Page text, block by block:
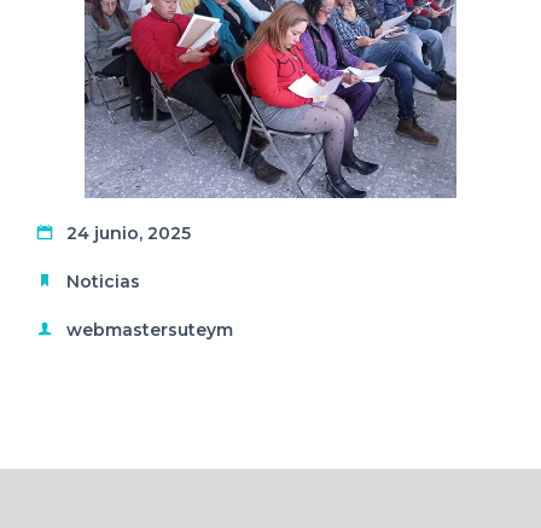
24 junio, 2025
Noticias
webmastersuteym